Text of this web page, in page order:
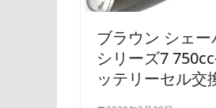
ブラウン シェー
シリーズ7
ッテリーセル交